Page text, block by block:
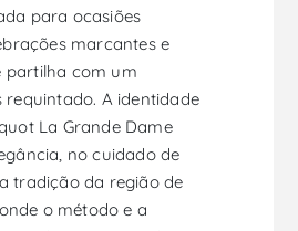
para ocasiões
marcantes e
partilha com um
A identidade
La Grande Dame
no cuidado de
tradição da região de
o método e a